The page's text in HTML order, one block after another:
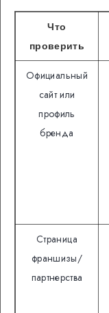
Что
проверить
Официальный
сайт или
профиль
бренда
Страница
франшизы/
партнерства